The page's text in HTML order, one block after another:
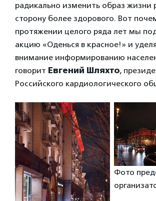
радикально изменить образ жизни
сторону более здорового. Вот
протяжении целого ряда лет мы
акцию «Оденься в красное!» и
внимание информированию
говорит Евгений Шляхто,
Российского кардиологического
Фото